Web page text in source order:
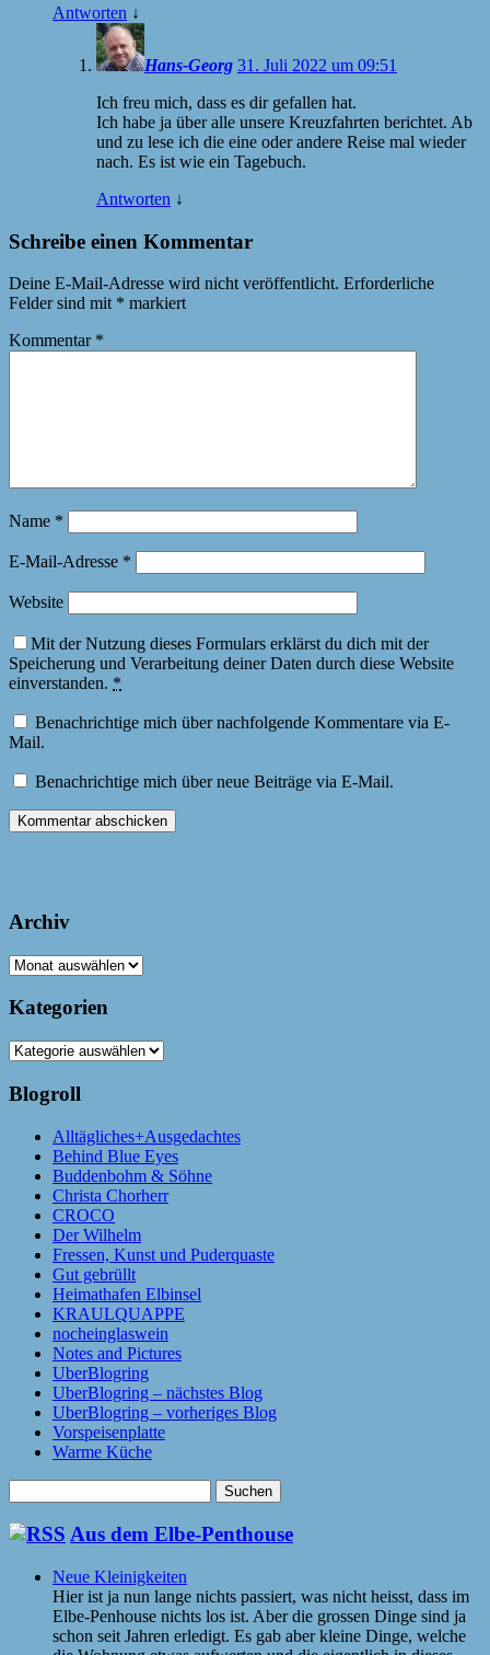
Antworten ↓
Hans-Georg 31. Juli 2022 um 09:51
Ich freu mich, dass es dir gefallen hat.
Ich habe ja über alle unsere Kreuzfahrten berichtet. Ab
und zu lese ich die eine oder andere Reise mal wieder
nach. Es ist wie ein Tagebuch.
Antworten ↓
Schreibe einen Kommentar
Deine E-Mail-Adresse wird nicht veröffentlicht. Erforderliche
Felder sind mit * markiert
Kommentar *
Name *
E-Mail-Adresse *
Website
Mit der Nutzung dieses Formulars erklärst du dich mit der
Speicherung und Verarbeitung deiner Daten durch diese Website
einverstanden. *
Benachrichtige mich über nachfolgende Kommentare via E-
Mail.
Benachrichtige mich über neue Beiträge via E-Mail.
Archiv
Archiv
Kategorien
Kategorien
Blogroll
Alltägliches+Ausgedachtes
Behind Blue Eyes
Buddenbohm & Söhne
Christa Chorherr
CROCO
Der Wilhelm
Fressen, Kunst und Puderquaste
Gut gebrüllt
Heimathafen Elbinsel
KRAULQUAPPE
nocheinglaswein
Notes and Pictures
UberBlogring
UberBlogring – nächstes Blog
UberBlogring – vorheriges Blog
Vorspeisenplatte
Warme Küche
nach:
Aus dem Elbe-Penthouse
Neue Kleinigkeiten
Hier ist ja nun lange nichts passiert, was nicht heisst, dass im
Elbe-Penhouse nichts los ist. Aber die grossen Dinge sind ja
schon seit Jahren erledigt. Es gab aber kleine Dinge, welche